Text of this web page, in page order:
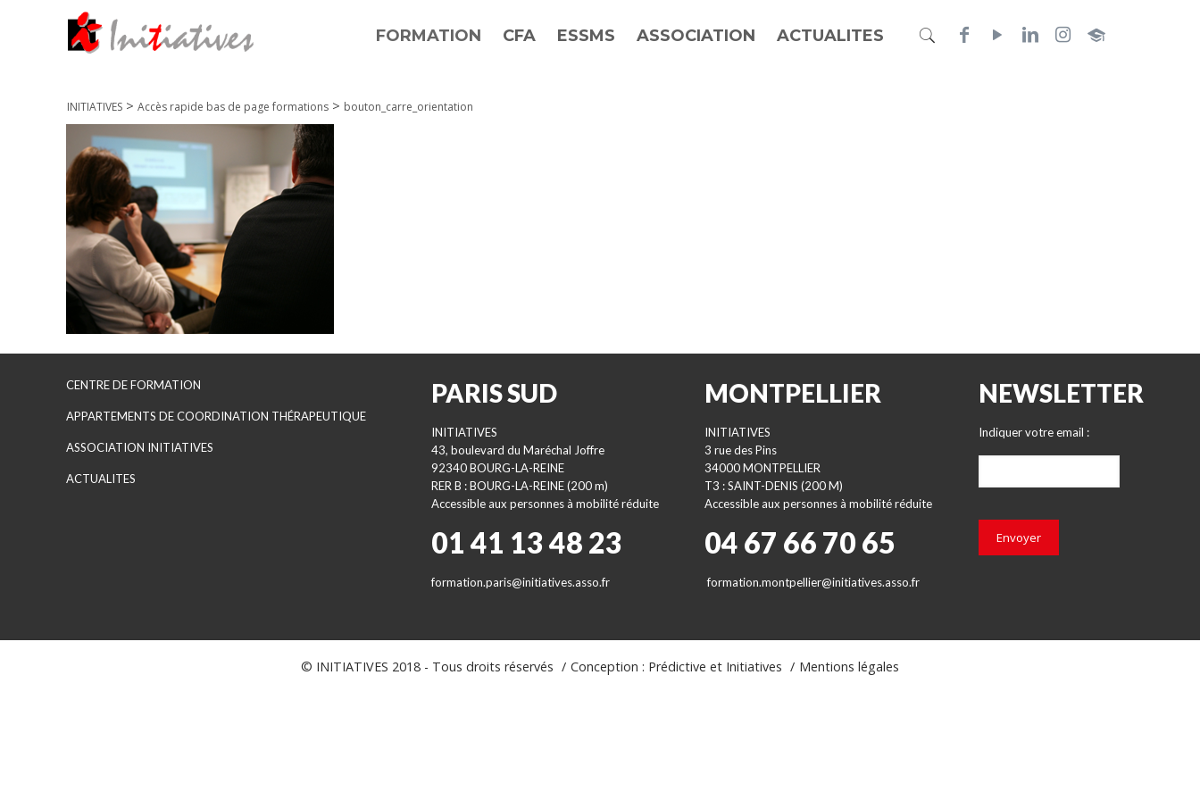
FORMATION CFA ESSMS ASSOCIATION ACTUALITES
INITIATIVES > Accès rapide bas de page formations > bouton_carre_orientation
CENTRE DE FORMATION
APPARTEMENTS DE COORDINATION THÉRAPEUTIQUE
ASSOCIATION INITIATIVES
ACTUALITES
PARIS SUD
INITIATIVES
43, boulevard du Maréchal Joffre
92340 BOURG-LA-REINE
RER B : BOURG-LA-REINE (200 m)
Accessible aux personnes à mobilité réduite
01 41 13 48 23
formation.paris@initiatives.asso.fr
MONTPELLIER
INITIATIVES
3 rue des Pins
34000 MONTPELLIER
T3 : SAINT-DENIS (200 M)
Accessible aux personnes à mobilité réduite
04 67 66 70 65
formation.montpellier@initiatives.asso.fr
NEWSLETTER
Indiquer votre email :
Envoyer
© INITIATIVES 2018 - Tous droits réservés Conception : Prédictive et Initiatives Mentions légales